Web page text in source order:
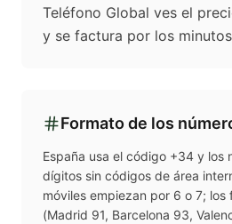
Teléfono Global ves el
y se factura por los
Formato de los
España usa el código +34 y los
dígitos sin códigos de área
móviles empiezan por 6 o 7; los
(Madrid 91, Barcelona 93,